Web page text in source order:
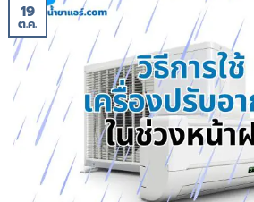
19
ต.ค.